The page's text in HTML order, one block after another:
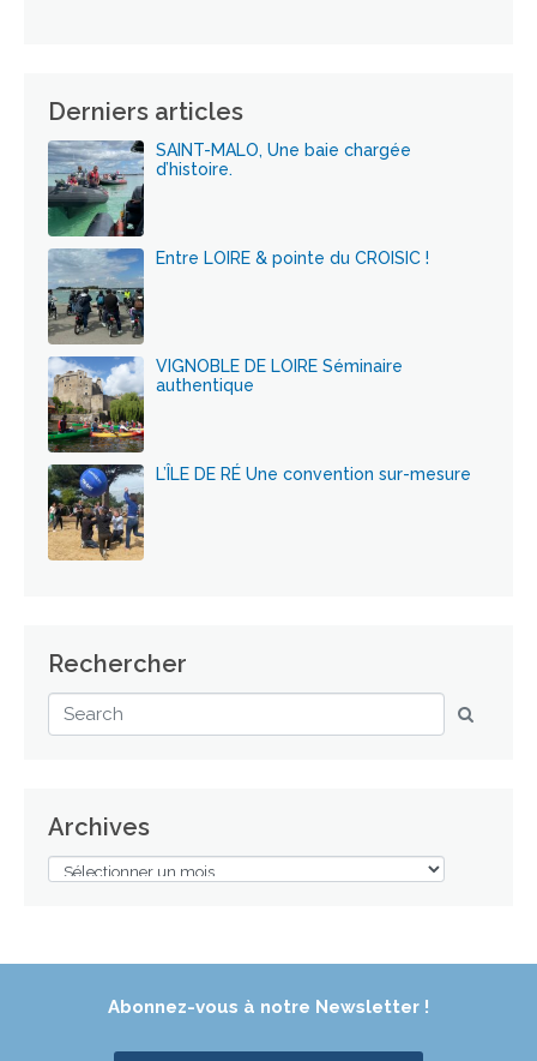
Derniers articles
SAINT-MALO, Une baie chargée
d’histoire.
Entre LOIRE & pointe du CROISIC !
VIGNOBLE DE LOIRE Séminaire
authentique
L’ÎLE DE RÉ Une convention sur-mesure
Rechercher
Archives
Abonnez-vous à notre Newsletter !